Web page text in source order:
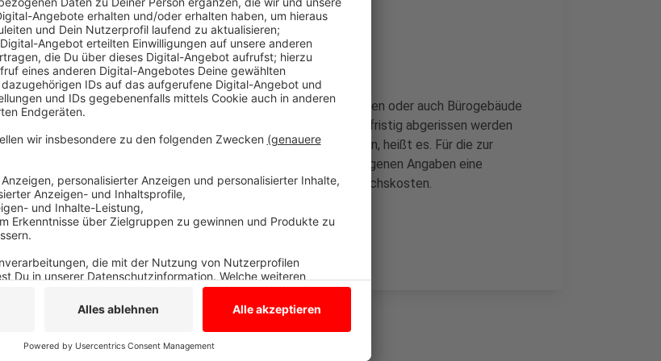
Wo gibt's leerstehende Wohnungen?
Anzeige
Die Stadt bittet darum, leerstehende Wohnungen, Ferienwohnungen oder auch Bürogebäude
über die Ukraine-Hotline zu melden. Auch in Immobilien, die mittlefristig abgerissen werden
sollen, könnten vorübergehende Flüchtlinge untergebracht werden, heißt es. Für die zur
Verfügung gestellten Unterkünfte zahlt die Stadt Borken nach eigenen Angaben eine
angemessene Miete sowie die anfallenden Betriebs- und Verbrauchskosten.
Anzeige